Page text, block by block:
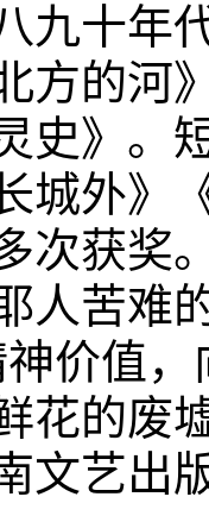
九十年
方的河
史》。
城外》
次获奖
人苦难
价值
花的废
文艺出